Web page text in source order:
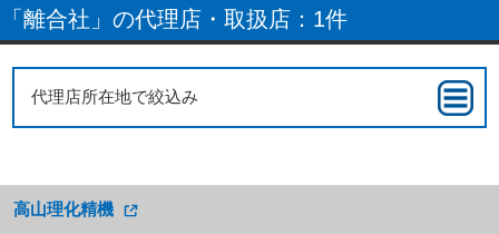
「離合社」の代理店・取扱店：1件
代理店所在地で絞込み
高山理化精機